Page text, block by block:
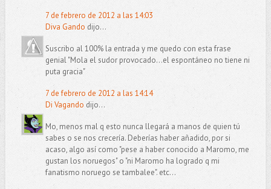
7 de febrero de 2012 a las 14:03
Diva Gando dijo...
Suscribo al 100% la entrada y me quedo con esta frase
genial "Mola el sudor provocado…el espontáneo no tiene ni
puta gracia"
7 de febrero de 2012 a las 14:14
Di Vagando dijo...
Mo, menos mal q esto nunca llegará a manos de quien tú
sabes o se nos crecería. Deberías haber añadido, por si
acaso, algo así como "pese a haber conocido a Maromo, me
gustan los noruegos" o "ni Maromo ha logrado q mi
fanatismo noruego se tambalee". etc...